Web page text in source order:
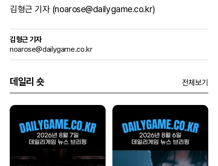
김형근 기자 (noarose@dailygame.co.kr)
김형근 기자
noarose@dailygame.co.kr
데일리 숏 전체보기